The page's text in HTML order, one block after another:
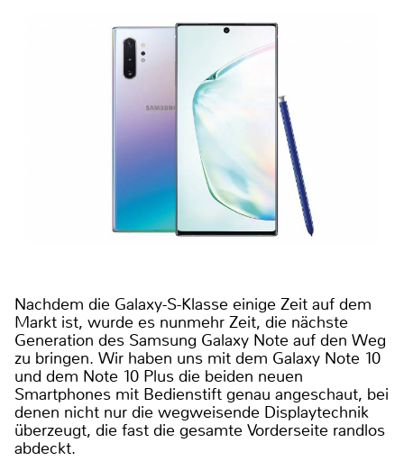
Nachdem die Galaxy-S-Klasse einige Zeit auf dem
Markt ist, wurde es nunmehr Zeit, die nächste
Generation des Samsung Galaxy Note auf den Weg
zu bringen. Wir haben uns mit dem Galaxy Note 10
und dem Note 10 Plus die beiden neuen
Smartphones mit Bedienstift genau angeschaut, bei
denen nicht nur die wegweisende Displaytechnik
überzeugt, die fast die gesamte Vorderseite randlos
abdeckt.